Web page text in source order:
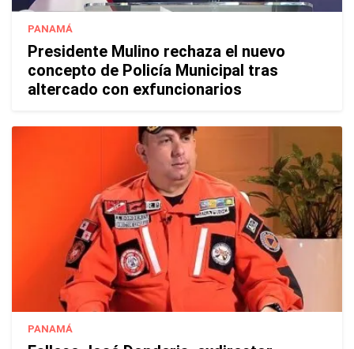
PANAMÁ
Presidente Mulino rechaza el nuevo
concepto de Policía Municipal tras
altercado con exfuncionarios
PANAMÁ